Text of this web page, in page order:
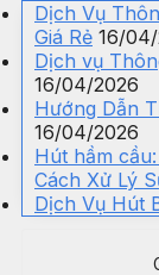
Dịch Vụ
Giá Rẻ 16/
Dịch vụ
16/04/2026
Hướng Dẫn
16/04/2026
Hút hầm
Cách Xử Lý
Dịch Vụ Hút